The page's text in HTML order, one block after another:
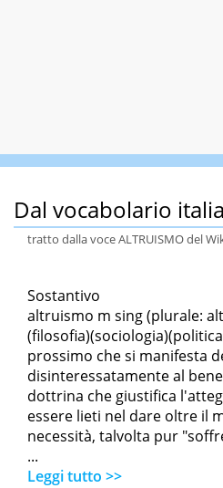
Dal vocabolario
tratto dalla voce ALTRUISMO del
Sostantivo
altruismo m sing (plurale:
prossimo che si manifesta
disinteressatamente al
dottrina che giustifica
essere lieti nel dare oltre il
necessità, talvolta pur
...
Leggi tutto >>